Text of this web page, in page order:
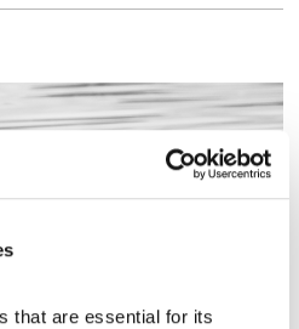
that are essential for its